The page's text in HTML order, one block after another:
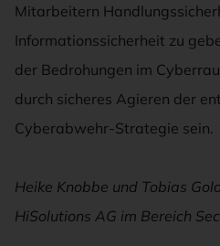
Mitarbeitern
Informationssicherheit zu
der Bedrohungen im
durch sicheres Agieren der
Cyberabwehr-Strategie sein.
Heike Knobbe und Tobias
HiSolutions AG im Bereich